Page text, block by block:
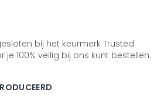
bij het keurmerk Trusted
je 100% veilig bij ons kunt bestellen.